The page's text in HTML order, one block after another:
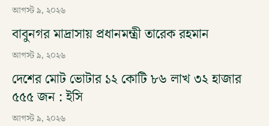
আগস্ট ৯, ২০২৬
বাবুনগর মাদ্রাসায় প্রধানমন্ত্রী তারেক রহমান
আগস্ট ৯, ২০২৬
দেশের মোট ভোটার ১২ কোটি ৮৬ লাখ ৩২ হাজার
৫৫৫ জন : ইসি
আগস্ট ৯, ২০২৬